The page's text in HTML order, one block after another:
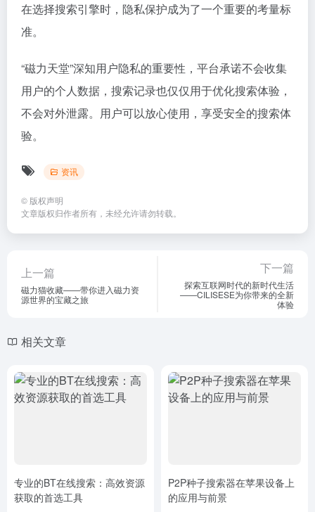
在选择搜索引擎时，隐私保护成为了一个重要的考量标
准。
“磁力天堂”深知用户隐私的重要性，平台承诺不会收集
用户的个人数据，搜索记录也仅仅用于优化搜索体验，
不会对外泄露。用户可以放心使用，享受安全的搜索体
验。
资讯
© 版权声明
文章版权归作者所有，未经允许请勿转载。
上一篇
磁力猫收藏——带你进入磁力资
源世界的宝藏之旅
下一篇
探索互联网时代的新时代生活
——CILISESE为你带来的全新
体验
相关文章
专业的BT在线搜索：高效资源
获取的首选工具
P2P种子搜索器在苹果设备上
的应用与前景